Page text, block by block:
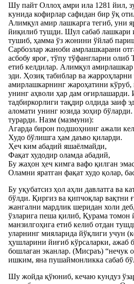
Шу пайт Оллоҳ амри ила 1281 йил,
кунида кофирлар сафидан бир ўқ
Алимқул амир лашкарга тегиб, уни
йиқилиб тушди. Шул сабаб лашкари
тушиб, ҳамма ўз жонини ўйлаб
Сарбозлар жаноби амрлашкарани
асбобу яроғ, тўпу тўфангларни олиб
етиб келдилар. Алимқул
эди. Ҳозиқ табиблар ва
амирлашкарнинг жароҳатини кўруб,
унинг аҳволи ҳар дам оғирлашарди.
тадбиркорлиги тақдир олдида заиф
аломати унинг юзида зоҳир
турарди. Назм (мазмуни):
Агарда бирон подшоҳнинг ажали
Худо бўлишга ҳам даъво қиларди.
Ҳеч ким абадий яшаёлмайди,
Фақат худодир оламда абадий,
Бу жаҳон ҳеч кимга вафо қилган
Оламни яратган фақат худо қолар,
Бу уқубатсиз ҳол аҳли давлатга ва
бўлди. Қиргиз ва қипчоқлар вақтни
жангални мардлик шеридан холи
ўзларига пеша қилиб, Қурама томон
манзилгоҳига етиб келиб отдан
уларнинг мияларида йўқлиги учун
ҳушларини йиғиб кўрсаларки, ажаб
бошлаган эканлар. (Мисраъ) “нечук
ишким, яна пушаймонликка сабаб
Шу жойда қўюниб, кечаю кундуз